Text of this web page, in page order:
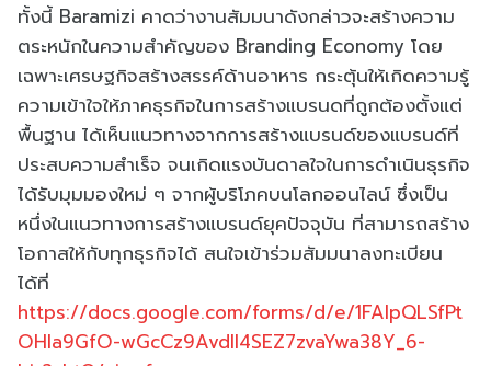
ทั้งนี้ Baramizi คาดว่างานสัมมนาดังกล่าวจะสร้างความ
ตระหนักในความสําคัญของ Branding Economy โดย
เฉพาะเศรษฐกิจสร้างสรรค์ด้านอาหาร กระตุ้นให้เกิดความรู้
ความเข้าใจให้ภาคธุรกิจในการสร้างแบรนดที่ถูกต้องตั้งแต่
พื้นฐาน ได้เห็นแนวทางจากการสร้างแบรนด์ของแบรนด์ที่
ประสบความสําเร็จ จนเกิดแรงบันดาลใจในการดําเนินธุรกิจ
ได้รับมุมมองใหม่ ๆ จากผู้บริโภคบนโลกออนไลน์ ซึ่งเป็น
หนึ่งในแนวทางการสร้างแบรนด์ยุคปัจจุบัน ที่สามารถสร้าง
โอกาสให้กับทุกธุรกิจได้ สนใจเข้าร่วมสัมมนาลงทะเบียน
ได้ที่
https://docs.google.com/forms/d/e/1FAIpQLSfPt
OHIa9GfO-wGcCz9AvdIl4SEZ7zvaYwa38Y_6-